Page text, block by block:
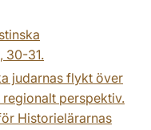
30-31.
judarnas flykt över
regionalt perspektiv.
Historielärarnas